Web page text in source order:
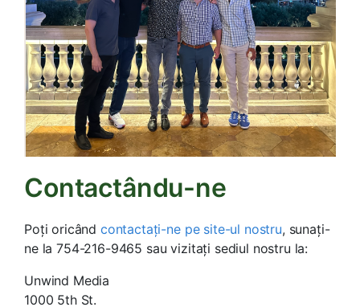
Contactându-ne
Poți oricând contactați-ne pe site-ul nostru, sunați-
ne la 754-216-9465 sau vizitați sediul nostru la:
Unwind Media
1000 5th St.